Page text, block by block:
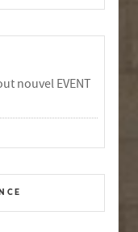
nouvel EVENT